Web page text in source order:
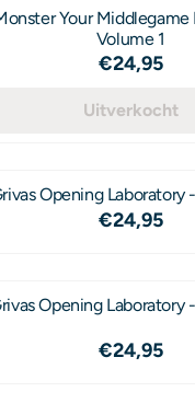
Your Middlegame
Volume 1
Prijs:
€24,95
Uitverkocht
Opening Laboratory
Prijs:
€24,95
Opening Laboratory
Prijs:
€24,95